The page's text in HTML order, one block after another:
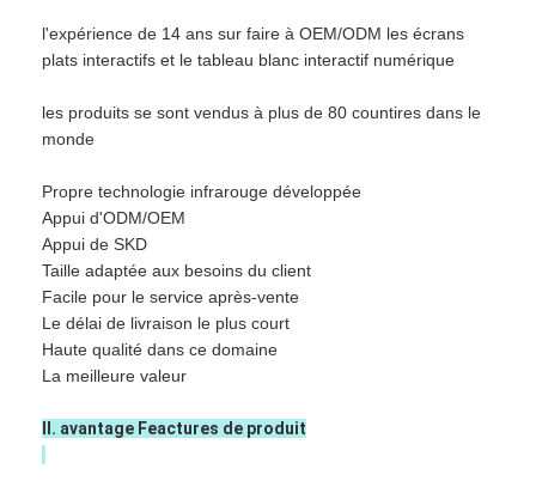
tableau blanc interactif d'IR
tableau blanc interactif infrarouge
Moniteur interactif d'écran tactile
panneau futé d'affichage à cristaux liquides
Tableau blanc interactif de LED
Tableau blanc interactif d'écran tactile
tous dans un tableau blanc interactif
l'expérience de 14 ans sur faire à OEM/ODM les écrans
plats interactifs et le tableau blanc interactif numérique
les produits se sont vendus à plus de 80 countires dans le
monde
Propre technologie infrarouge développée
Appui d'ODM/OEM
Appui de SKD
Taille adaptée aux besoins du client
Facile pour le service après-vente
Le délai de livraison le plus court
Haute qualité dans ce domaine
La meilleure valeur
II. avantage Feactures de produit